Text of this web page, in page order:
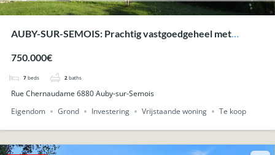
AUBY-SUR-SEMOIS: Prachtig vastgoedgeheel met
over de vallei.
750.000€
7 beds 2 baths
Rue Chernaudame 6880 Auby-sur-Semois
Eigendom
Grond Investering Vrijstaande woning Te koop